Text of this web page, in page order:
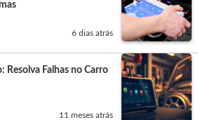
6 dias atrás
Falhas no Carro
11 meses atrás